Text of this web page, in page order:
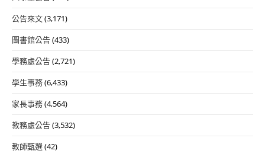
公告來文(3,171)
圖書館公告(433)
學務處公告(2,721)
學生事務(6,433)
家長事務(4,564)
教務處公告(3,532)
教師甄選(42)